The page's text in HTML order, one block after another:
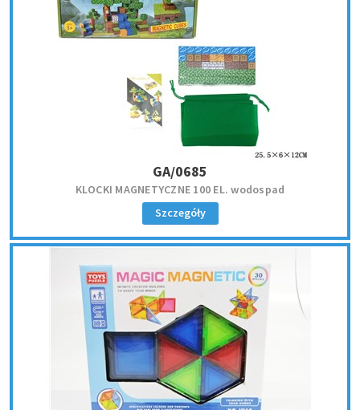
GA/0685
KLOCKI MAGNETYCZNE 100 EL. wodospad
Szczegóły